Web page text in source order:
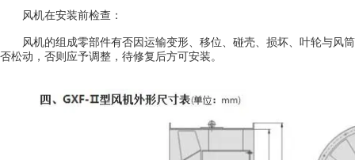
风机在安装前检查：
风机的组成零部件有否因运输变形、移位、碰壳、损坏、叶轮与风
否松动，否则应予调整，待修复后方可安装。